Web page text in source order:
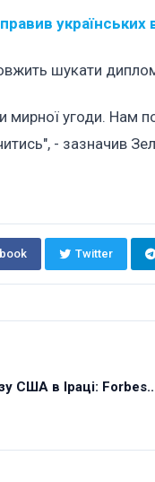
українських
шукати
угоди. Нам
- зазначив
Twitter
США в Іраці: